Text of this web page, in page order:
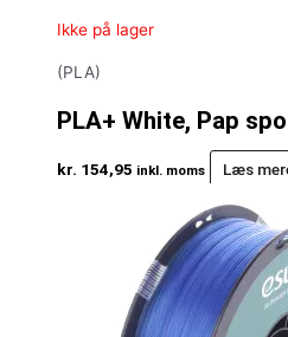
Ikke på lager
(PLA)
PLA+ White, Pap
kr. 154,95 inkl. moms Læs